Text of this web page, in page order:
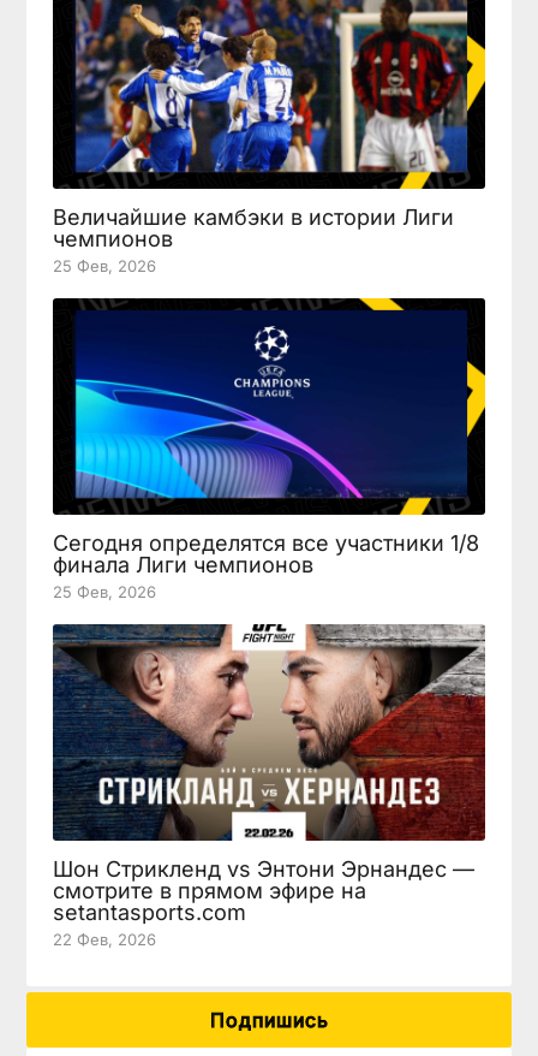
Величайшие камбэки в истории Лиги
чемпионов
25 Фев, 2026
Сегодня определятся все участники 1/8
финала Лиги чемпионов
25 Фев, 2026
Шон Стрикленд vs Энтони Эрнандес —
смотрите в прямом эфире на
setantasports.com
22 Фев, 2026
Подпишись